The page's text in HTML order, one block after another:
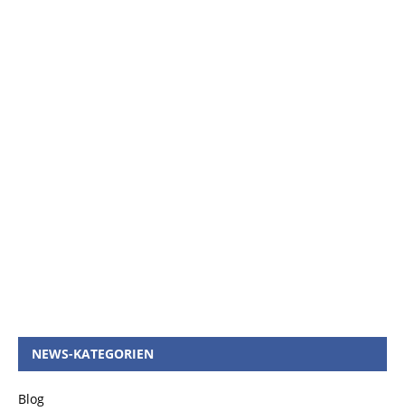
NEWS-KATEGORIEN
Blog